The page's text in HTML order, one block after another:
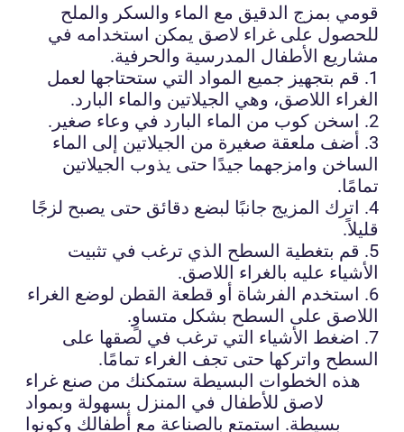
قومي بمزج الدقيق مع الماء والسكر والملح
للحصول على غراء لاصق يمكن استخدامه في
مشاريع الأطفال المدرسية والحرفية.
1. قم بتجهيز جميع المواد التي ستحتاجها لعمل
الغراء اللاصق، وهي الجيلاتين والماء البارد.
2. اسخن كوب من الماء البارد في وعاء صغير.
3. أضف ملعقة صغيرة من الجيلاتين إلى الماء
الساخن وامزجهما جيدًا حتى يذوب الجيلاتين
تمامًا.
4. اترك المزيج جانبًا لبضع دقائق حتى يصبح لزجًا
قليلاً.
5. قم بتغطية السطح الذي ترغب في تثبيت
الأشياء عليه بالغراء اللاصق.
6. استخدم الفرشاة أو قطعة القطن لوضع الغراء
اللاصق على السطح بشكل متساوٍ.
7. اضغط الأشياء التي ترغب في لصقها على
السطح واتركها حتى تجف الغراء تمامًا.
هذه الخطوات البسيطة ستمكنك من صنع غراء
لاصق للأطفال في المنزل بسهولة وبمواد
بسيطة. استمتع بالصناعة مع أطفالك وكونوا